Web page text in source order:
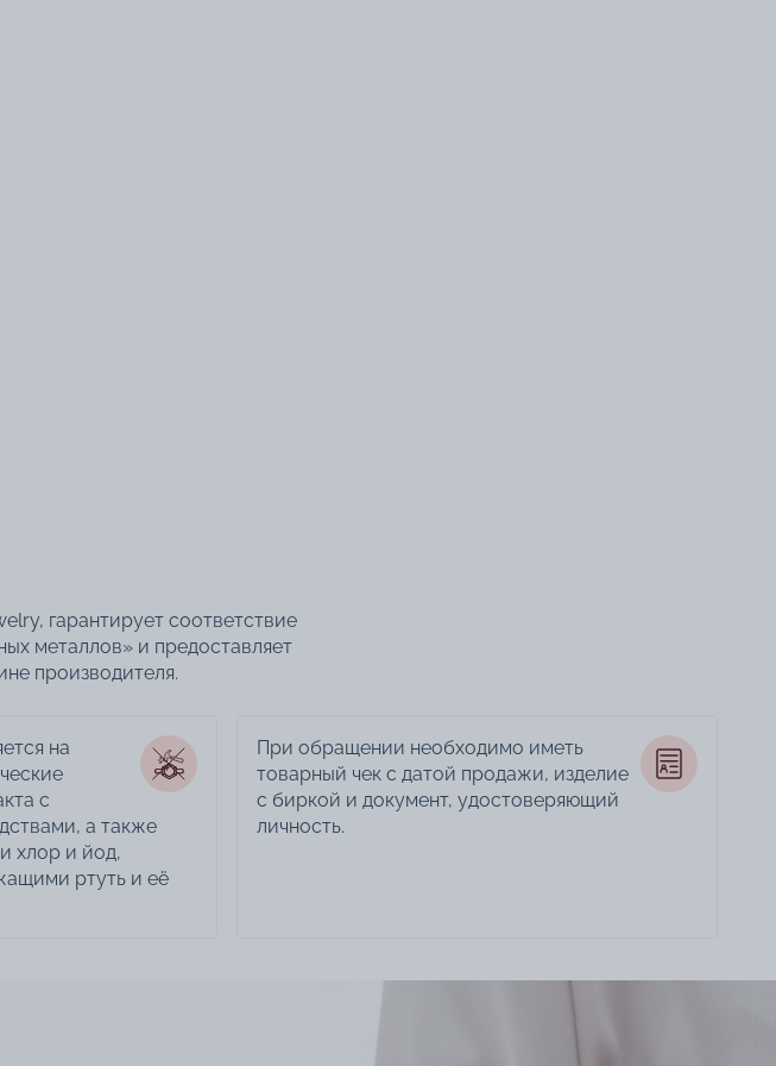
гарантирует соответствие
металлов» и предоставляет
производителя.
на
с
а также
хлор и йод,
ртуть и её
При обращении необходимо иметь
товарный чек с датой продажи, изделие
с биркой и документ, удостоверяющий
личность.